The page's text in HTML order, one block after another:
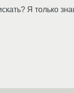
Я только